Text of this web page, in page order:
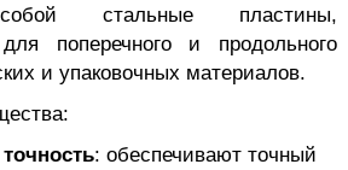
стальные пластины,
поперечного и продольного
и упаковочных материалов.
: обеспечивают точный